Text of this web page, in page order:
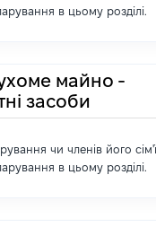
в цьому розділі.
майно -
засоби
чи членів його сім'ї
в цьому розділі.